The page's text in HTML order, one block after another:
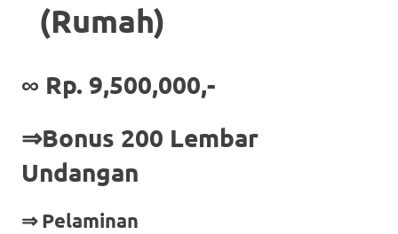
(Rumah)
∞ Rp. 9,500,000,-
⇒Bonus 200 Lembar
Undangan
⇒ Pelaminan